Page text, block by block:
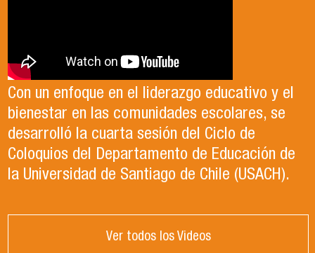
Con un enfoque en el liderazgo educativo y el
bienestar en las comunidades escolares, se
desarrolló la cuarta sesión del Ciclo de
Coloquios del Departamento de Educación de
la Universidad de Santiago de Chile (USACH).
Ver todos los Videos